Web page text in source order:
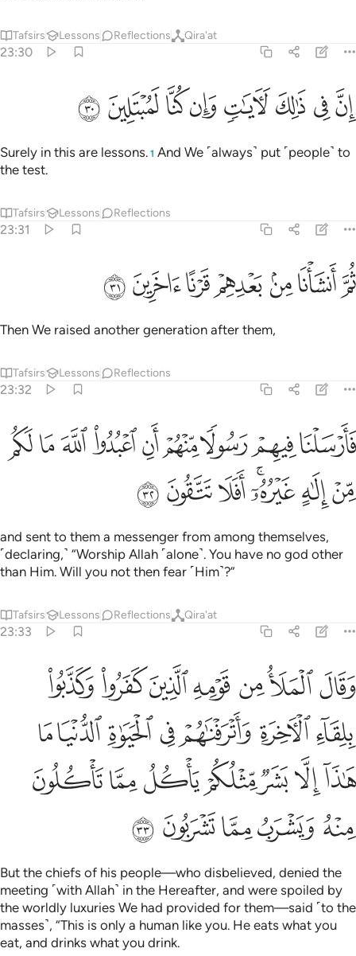
Tafsirs Lessons Reflections Qira'at
23:30
ان في ذالك لايات وان كنا لمبتلين ٣٠
إِنَّ فِى ذَٰلِكَ لَـَٔايَـٰتٍۢ وَإِن كُنَّا لَمُبْتَلِينَ ٣٠
ﱚﱛﱜﱝﱞﱟﱠﱡ
Surely in this are lessons. 1 And We ˹always˺ put ˹people˺ to
the test.
Tafsirs Lessons Reflections
23:31
ثم انشانا من بعدهم قرنا اخرين ٣١
ثُمَّ أَنشَأْنَا مِنۢ بَعْدِهِمْ قَرْنًا ءَاخَرِينَ ٣١
ﱢﱣﱤﱥﱦﱧﱨ
Then We raised another generation after them,
Tafsirs Lessons Reflections
23:32
فارسلنا فيهم رسولا منهم ان اعبدوا الله ما لكم من الاه غيره افلا تتقون
فَأَرْسَلْنَا فِيهِمْ رَسُولًۭا مِّنْهُمْ أَنِ ٱعْبُدُوا۟ ٱللَّهَ مَا لَكُم مِّنْ إِلَـٰهٍ غَيْرُهُۥٓ ۖ أَفَلَا
ﱩﱪﱫﱬﱭﱮﱯﱰﱱ
ﱲﱳﱴﱵﱶﱷﱸ
and sent to them a messenger from among themselves,
˹declaring,˺ “Worship Allah ˹alone˺. You have no god other
than Him. Will you not then fear ˹Him˺?”
Tafsirs Lessons Reflections Qira'at
23:33
وقال الملا من قومه الذين كفروا وكذبوا بلقاء الاخرة واترفناهم في
وَقَالَ ٱلْمَلَأُ مِن قَوْمِهِ ٱلَّذِينَ كَفَرُوا۟ وَكَذَّبُوا۟ بِلِقَآءِ ٱلْـَٔاخِرَةِ
ﱹﱺﱻﱼﱽﱾﱿ
ﲀﲁﲂﲃﲄﲅﲆ
ﲇﲈﲉﲊﲋﲌﲍ
ﲎ ﲏﲐﲑ ﲒ
But the chiefs of his people—who disbelieved, denied the
meeting ˹with Allah˺ in the Hereafter, and were spoiled by
the worldly luxuries We had provided for them—said ˹to the
masses˺, “This is only a human like you. He eats what you
eat, and drinks what you drink.